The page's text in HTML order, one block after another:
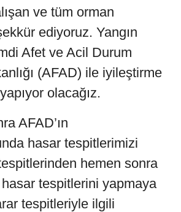
ve tüm orman
ediyoruz. Yangın
Afet ve Acil Durum
(AFAD) ile iyileştirme
olacağız.
AFAD’ın
hasar tespitlerimizi
hemen sonra
tespitlerini yapmaya
tespitleriyle ilgili